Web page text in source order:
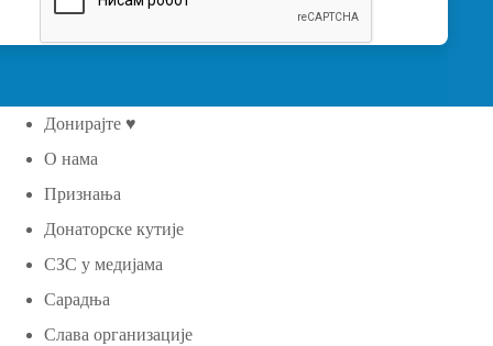
Донирајте ♥
О нама
Признања
Донаторске кутије
СЗС у медијама
Сарадња
Слава организације